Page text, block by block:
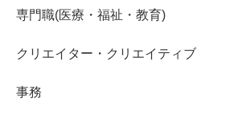
専門職(医療・福祉・教育)
クリエイター・クリエイティブ
事務